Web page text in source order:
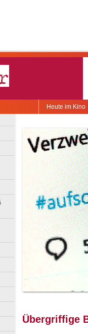
Heute im Kino
Übergriffige